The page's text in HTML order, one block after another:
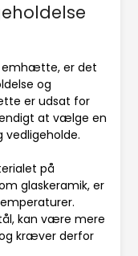
emhætte, er det
og
er udsat for
at vælge en
vedligeholde.
på
glaskeramik, er
kan være mere
kræver derfor